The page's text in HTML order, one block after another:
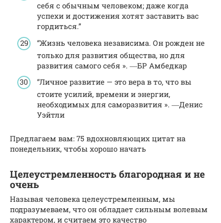
себя с обычным человеком; даже когда
успехи и достижения хотят заставить вас
гордиться.”
“Жизнь человека независима. Он рожден не
только для развития общества, но для
развития самого себя ». ―БР Амбедкар
“Личное развитие — это вера в то, что вы
стоите усилий, времени и энергии,
необходимых для саморазвития ». ―Денис
Уэйтли
Предлагаем вам: 75 вдохновляющих цитат на
понедельник, чтобы хорошо начать
Целеустремленность благородная и не
очень
Называя человека целеустремленным, мы
подразумеваем, что он обладает сильным волевым
характером, и считаем это качество